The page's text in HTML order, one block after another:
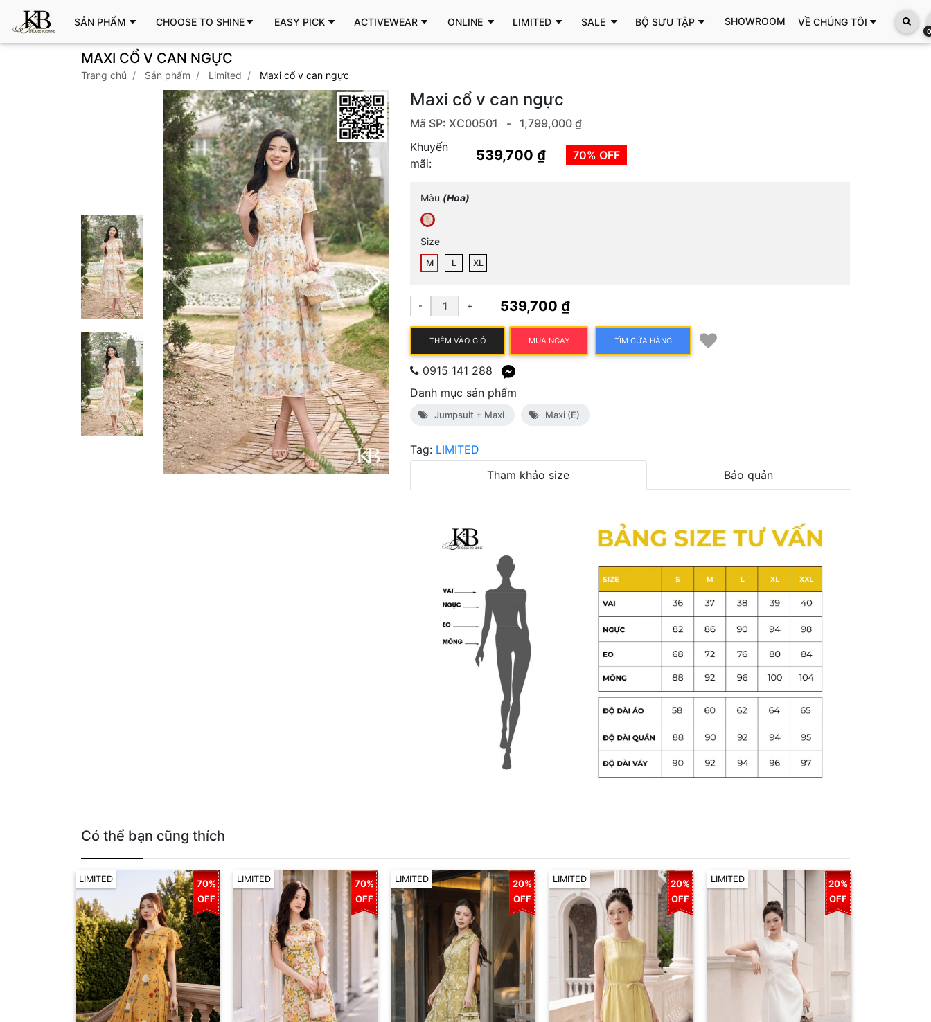
0
SẢN PHẨM CHOOSE TO SHINE EASY PICK ACTIVEWEAR ONLINE LIMITED SALE BỘ SƯU TẬP SHOWROOM VỀ CHÚNG TÔI
MAXI CỔ V CAN NGỰC
trang chủ sản phẩm limited maxi cổ v can ngực
Maxi cổ v can ngực
Mã SP: XC00501 - 1,799,000 ₫
Khuyến
mãi:
539,700 ₫ 70% OFF
Màu (Hoa)
Size
M L XL
- + 539,700 ₫
THÊM VÀO GIỎ MUA NGAY TÌM CỬA HÀNG
0915 141 288
Danh mục sản phẩm
Jumpsuit + Maxi Maxi (E)
Tag: LIMITED
Tham khảo size
Bảo quản
Có thể bạn cũng thích
LIMITED
70%
OFF
LIMITED
70%
OFF
LIMITED
20%
OFF
LIMITED
20%
OFF
LIMITED
20%
OFF